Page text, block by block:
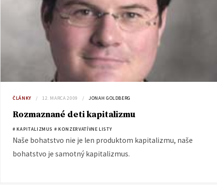
ČLÁNKY 12. MARCA 2009 JONAH GOLDBERG
Rozmaznané deti kapitalizmu
# KAPITALIZMUS # KONZERVATÍVNE LISTY
Naše bohatstvo nie je len produktom kapitalizmu, naše
bohatstvo je samotný kapitalizmus.